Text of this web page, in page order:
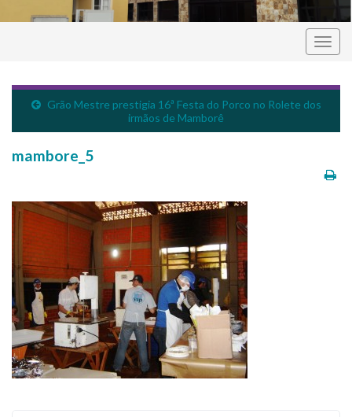
Grande Loja do Paraná
Grão Mestre prestigia 16ª Festa do Porco no Rolete dos
irmãos de Mamborê
mambore_5